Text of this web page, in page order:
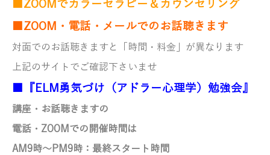
■ZOOMでカラーセラピー＆カウンセリング
■ZOOM・電話・メールでのお話聴きます
対面でのお話聴きますと「時間・料金」が異なります
上記のサイトでご確認下さいませ
■『ELM勇気づけ（アドラー心理学）勉強会』
講座・お話聴きますの
電話・ZOOMでの開催時間は
AM9時～PM9時 ：最終スタート時間